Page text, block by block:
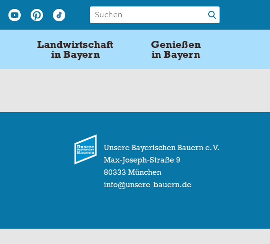
Landwirtschaft
in Bayern
Genießen
in Bayern
Unsere Bayerischen Bauern e. V.
Max-Joseph-Straße 9
80333 München
info@unsere-bauern.de